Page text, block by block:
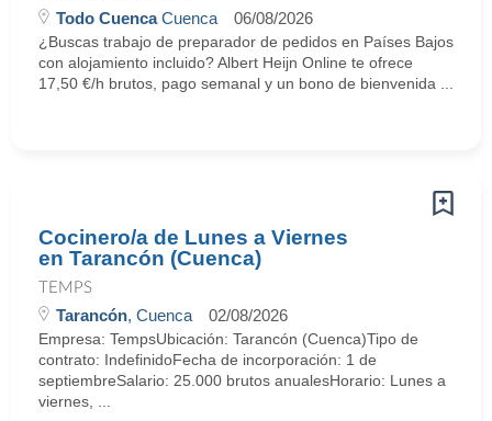
Todo CuencaCuenca 06/08/2026
¿Buscas trabajo de preparador de pedidos en Países Bajos
con alojamiento incluido? Albert Heijn Online te ofrece
17,50 €/h brutos, pago semanal y un bono de bienvenida ...
Cocinero/a de Lunes a Viernes
en Tarancón (Cuenca)
TEMPS
Tarancón, Cuenca 02/08/2026
Empresa: TempsUbicación: Tarancón (Cuenca)Tipo de
contrato: IndefinidoFecha de incorporación: 1 de
septiembreSalario: 25.000 brutos anualesHorario: Lunes a
viernes, ...